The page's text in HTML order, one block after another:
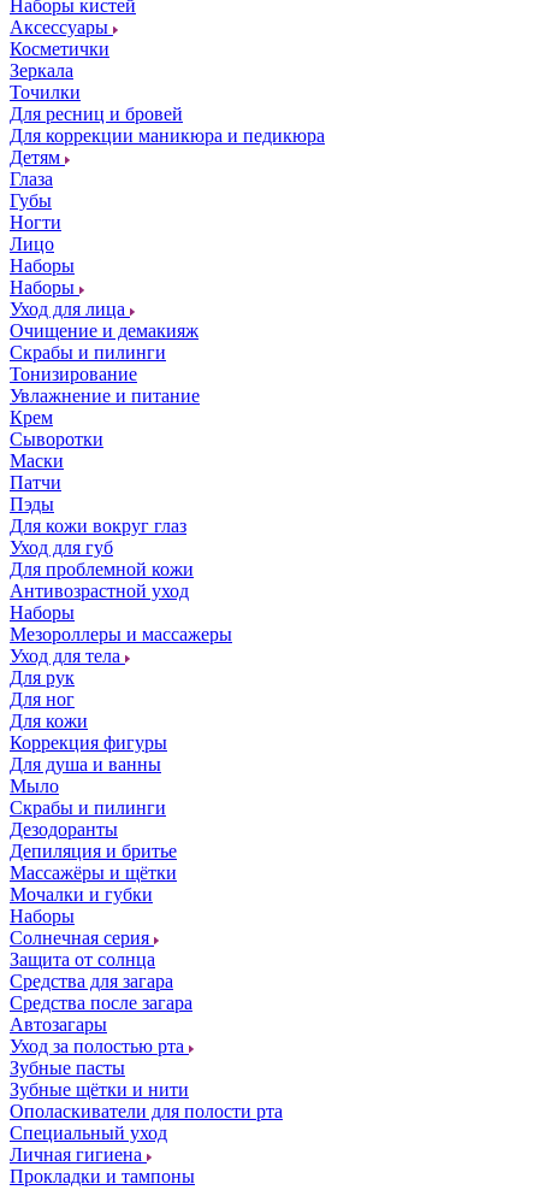
Наборы кистей
Аксессуары
Косметички
Зеркала
Точилки
Для ресниц и бровей
Для коррекции маникюра и педикюра
Детям
Глаза
Губы
Ногти
Лицо
Наборы
Наборы
Уход для лица
Очищение и демакияж
Скрабы и пилинги
Тонизирование
Увлажнение и питание
Крем
Сыворотки
Маски
Патчи
Пэды
Для кожи вокруг глаз
Уход для губ
Для проблемной кожи
Антивозрастной уход
Наборы
Мезороллеры и массажеры
Уход для тела
Для рук
Для ног
Для кожи
Коррекция фигуры
Для душа и ванны
Мыло
Скрабы и пилинги
Дезодоранты
Депиляция и бритье
Массажёры и щётки
Мочалки и губки
Наборы
Солнечная серия
Защита от солнца
Средства для загара
Средства после загара
Автозагары
Уход за полостью рта
Зубные пасты
Зубные щётки и нити
Ополаскиватели для полости рта
Специальный уход
Личная гигиена
Прокладки и тампоны